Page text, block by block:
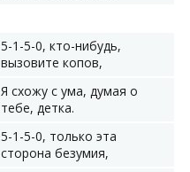
5-1-5-0, кто-нибудь,
вызовите копов,
Я схожу с ума, думая о
тебе, детка.
5-1-5-0, только эта
сторона безумия,